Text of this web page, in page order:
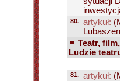
80. artykuł:
Teatr,
Ludzie
81. artykuł: